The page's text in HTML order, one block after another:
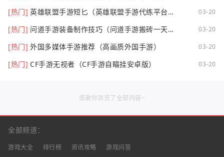
[热门] 英雄联盟手游短匕（英雄联盟手游代练平台哪
03-20
[热门] 问道手游装备制作技巧（问道手游搬砖一天可
03-20
[热门] 外国多媒体手游推荐（高画质外国手游） 03-20
[热门] CF手游无视者（CF手游自瞄挂安卓版） 03-20
感谢你浏览了全部内容~
全部频道：
游戏大全 排行榜 资讯攻略 游戏问答